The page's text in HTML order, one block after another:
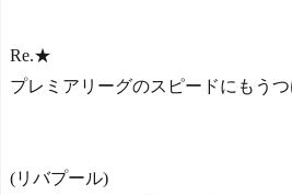
Re.★
プレミアリーグのスピードにもう
(リバプール)